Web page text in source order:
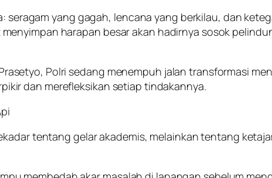
yang gagah, lencana yang berkilau, dan
harapan besar akan hadirnya sosok
Polri sedang menempuh jalan transformasi
dan merefleksikan setiap tindakannya.
tentang gelar akademis, melainkan tentang